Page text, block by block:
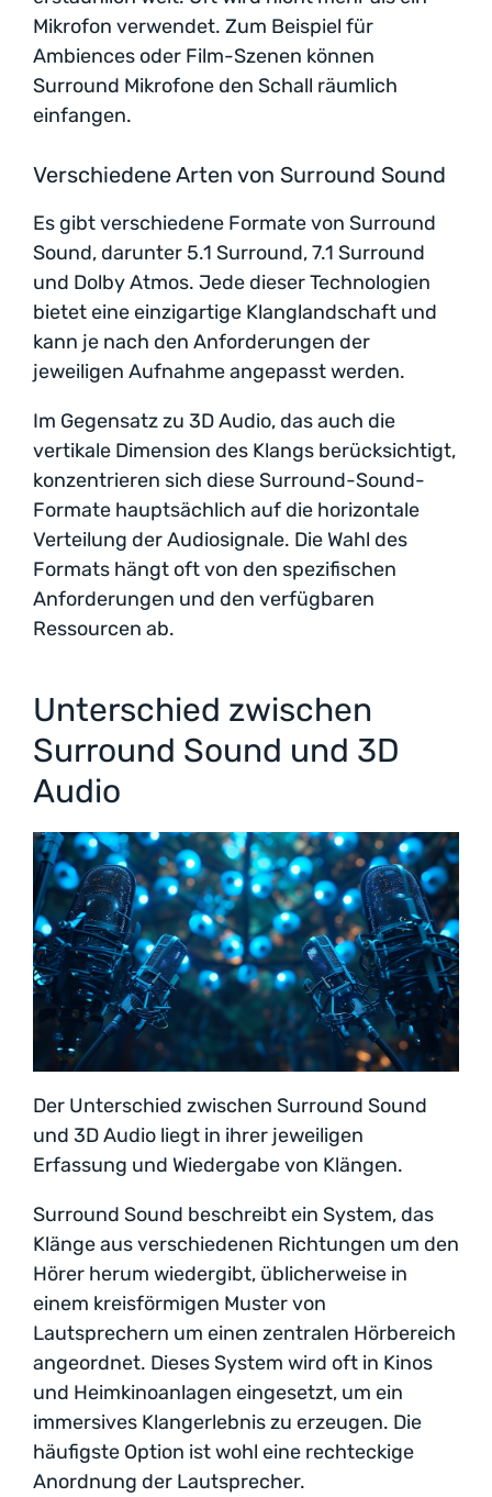
Mikrofon verwendet. Zum Beispiel für
Ambiences oder Film-Szenen können
Surround Mikrofone den Schall räumlich
einfangen.
Verschiedene Arten von Surround Sound
Es gibt verschiedene Formate von Surround
Sound, darunter 5.1 Surround, 7.1 Surround
und Dolby Atmos. Jede dieser Technologien
bietet eine einzigartige Klanglandschaft und
kann je nach den Anforderungen der
jeweiligen Aufnahme angepasst werden.
Im Gegensatz zu 3D Audio, das auch die
vertikale Dimension des Klangs berücksichtigt,
konzentrieren sich diese Surround-Sound-
Formate hauptsächlich auf die horizontale
Verteilung der Audiosignale. Die Wahl des
Formats hängt oft von den spezifischen
Anforderungen und den verfügbaren
Ressourcen ab.
Unterschied zwischen
Surround Sound und 3D
Audio
Der Unterschied zwischen Surround Sound
und 3D Audio liegt in ihrer jeweiligen
Erfassung und Wiedergabe von Klängen.
Surround Sound beschreibt ein System, das
Klänge aus verschiedenen Richtungen um den
Hörer herum wiedergibt, üblicherweise in
einem kreisförmigen Muster von
Lautsprechern um einen zentralen Hörbereich
angeordnet. Dieses System wird oft in Kinos
und Heimkinoanlagen eingesetzt, um ein
immersives Klangerlebnis zu erzeugen. Die
häufigste Option ist wohl eine rechteckige
Anordnung der Lautsprecher.